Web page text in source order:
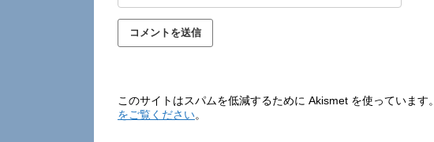
このサイトはスパムを低減するために Akismet を使っています。
をご覧ください。